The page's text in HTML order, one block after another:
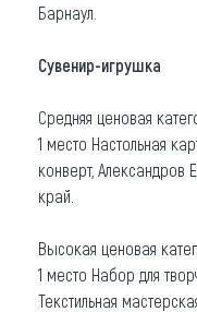
Барнаул.
Сувенир-игрушка
Средняя ценовая
1 место Настольная
конверт, Александров
край.
Высокая ценовая
1 место Набор для
Текстильная